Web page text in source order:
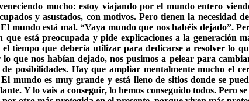
mucho: estoy viajando por el mundo entero
y asustados, con motivos. Pero tienen la necesidad
mundo está mal. “Vaya mundo que nos habéis dejado”.
está preocupada y pide explicaciones a la generación
tiempo que debería utilizar para dedicarse a resolver lo
que nos habían dejado, nos pusimos a pelear para
posibilidades. Hay que ampliar mentalmente mucho el
es muy grande y está lleno de sitios donde se
Y lo vais a conseguir, lo hemos conseguido todos. Pero